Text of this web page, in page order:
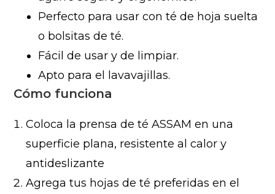
Perfecto para usar con té de hoja suelta
o bolsitas de té.
Fácil de usar y de limpiar.
Apto para el lavavajillas.
Cómo funciona
Coloca la prensa de té ASSAM en una
superficie plana, resistente al calor y
antideslizante
Agrega tus hojas de té preferidas en el